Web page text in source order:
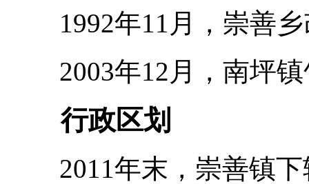
1992年11月，崇善乡
2003年12月，南坪镇
行政区划
2011年末，崇善镇下